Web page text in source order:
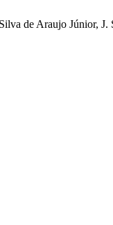
de Araujo